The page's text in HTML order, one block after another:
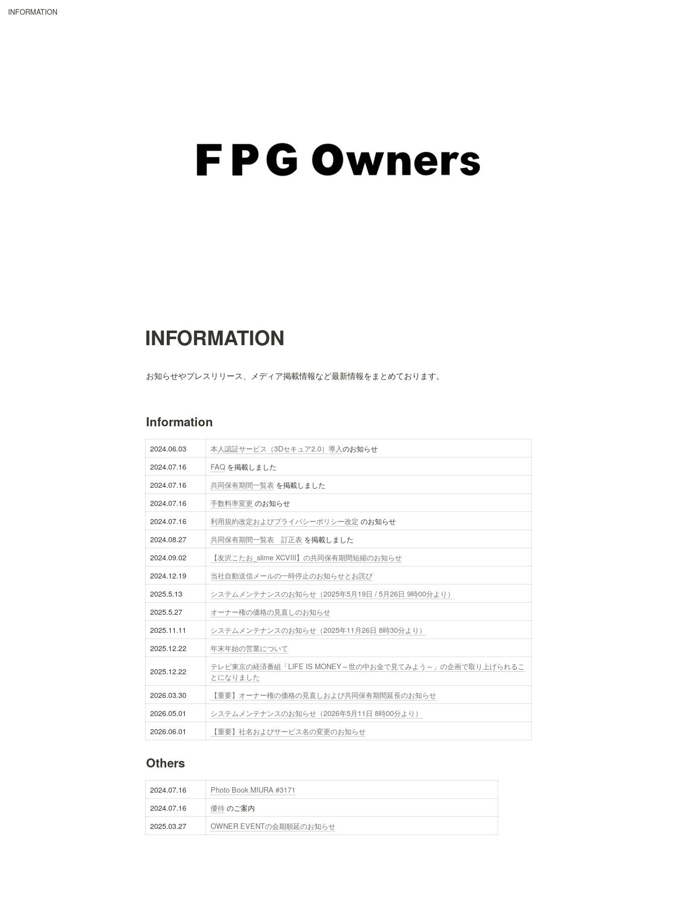
INFORMATION
INFORMATION
お知らせやプレスリリース、メディア掲載情報など最新情報をまとめております。
Information
2024.06.03 本人認証サービス（3Dセキュア2.0）導入のお知らせ
2024.07.16
FAQ を掲載しました
2024.07.16
共同保有期間一覧表 を掲載しました
2024.07.16
手数料率変更 のお知らせ
2024.07.16
利用規約改定およびプライバシーポリシー改定 のお知らせ
2024.08.27
共同保有期間一覧表　訂正表 を掲載しました
2024.09.02
【友沢こたお_slime XCVIII】の共同保有期間短縮のお知らせ
2024.12.19
当社自動送信メールの一時停止のお知らせとお詫び
2025.5.13
システムメンテナンスのお知らせ（2025年5月19日 / 5月26日 9時00分より）
2025.5.27
オーナー権の価格の見直しのお知らせ
2025.11.11
システムメンテナンスのお知らせ（2025年11月26日 8時30分より）
2025.12.22
年末年始の営業について
2025.12.22
テレビ東京の経済番組「LIFE IS MONEY～世の中お金で見てみよう～」の企画で取り上げられるこ
とになりました
2026.03.30
【重要】オーナー権の価格の見直しおよび共同保有期間延長のお知らせ
2026.05.01
システムメンテナンスのお知らせ（2026年5月11日 8時00分より）
2026.06.01
【重要】社名およびサービス名の変更のお知らせ
Others
2024.07.16
Photo Book MIURA #3171
2024.07.16
優待 のご案内
2025.03.27
OWNER EVENTの会期順延のお知らせ